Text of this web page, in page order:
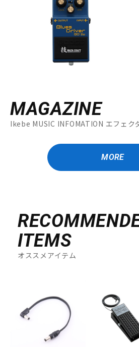
MAGAZINE
Ikebe MUSIC INFOMATION エフェク
MORE
ITEMS
オススメアイテム